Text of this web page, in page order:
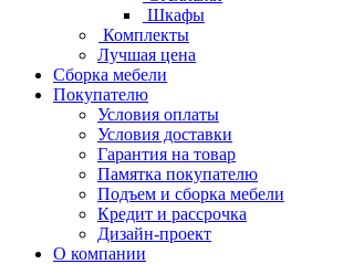
Шкафы
Комплекты
Лучшая цена
Сборка мебели
Покупателю
Условия оплаты
Условия доставки
Гарантия на товар
Памятка покупателю
Подъем и сборка мебели
Кредит и рассрочка
Дизайн-проект
О компании